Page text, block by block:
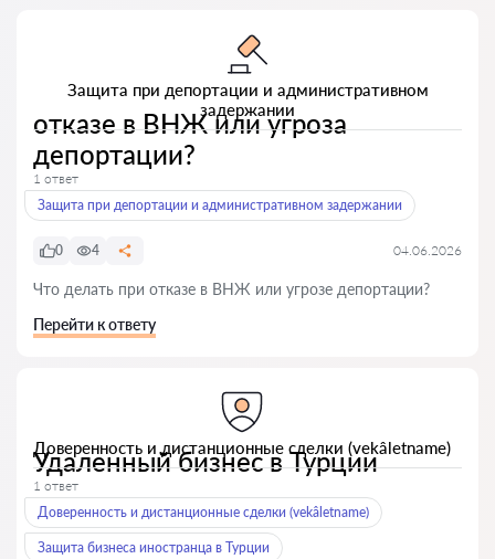
Защита при депортации и административном
задержании
отказе в ВНЖ или угроза
депортации?
1 ответ
Защита при депортации и административном задержании
0 4 04.06.2026
Что делать при отказе в ВНЖ или угрозе депортации?
Перейти к ответу
Доверенность и дистанционные сделки (vekâletname)
Удаленный бизнес в Турции
1 ответ
Доверенность и дистанционные сделки (vekâletname)
Защита бизнеса иностранца в Турции